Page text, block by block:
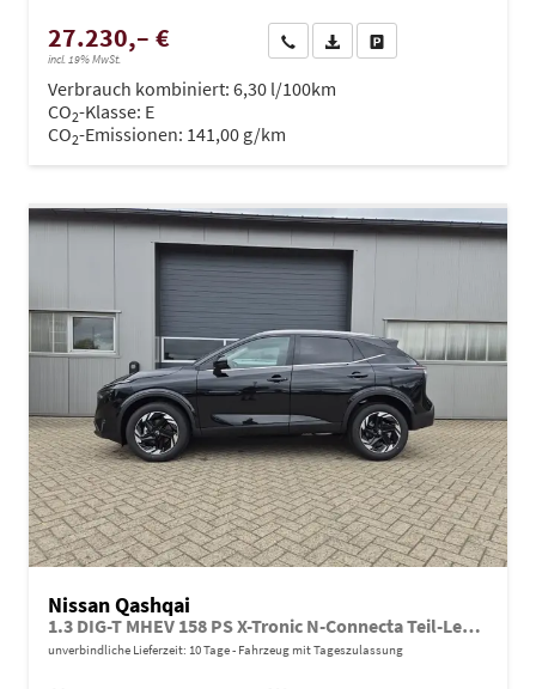
27.230,– €
incl. 19% MwSt.
Wir rufen Sie anPDF-Datei, Fahrzeugexposé
Verbrauch kombiniert: 6,30 l/100km
CO2-Klasse: E
CO2-Emissionen: 141,00 g/km
Nissan Qashqai
1.3 DIG-T MHEV 158 PS X-Tronic N-Connecta Teil-Leder PanoGlasdach Klimaautomatik Sitzheizung Lenkradheizung Navi ACC PDC v+h 360°Kamera DAB Bluetooth Touchscreen Apple CarPlay Android Auto 18"LM
unverbindliche Lieferzeit: 10 Tage Fahrzeug mit Tageszulassung